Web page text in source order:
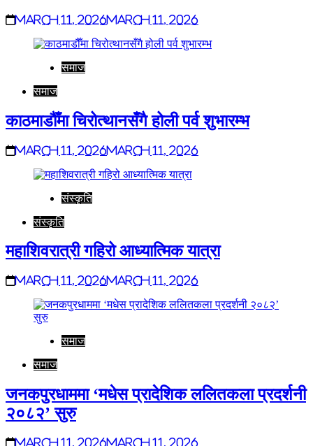
March 11, 2026March 11, 2026
समाज
समाज
काठमाडौँमा चिरोत्थानसँगै होली पर्व शुभारम्भ
March 11, 2026March 11, 2026
संस्कृति
संस्कृति
महाशिवरात्री गहिरो आध्यात्मिक यात्रा
March 11, 2026March 11, 2026
समाज
समाज
जनकपुरधाममा ‘मधेस प्रादेशिक ललितकला प्रदर्शनी
२०८२’ सुरु
March 11, 2026March 11, 2026